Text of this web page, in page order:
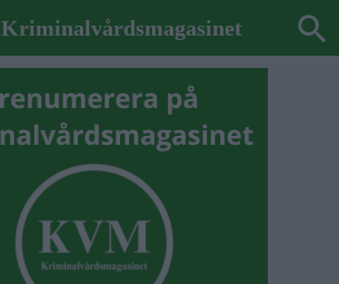
Kriminalvårdsmagasinet